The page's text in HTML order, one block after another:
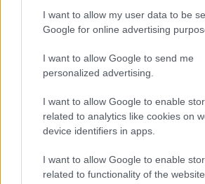
I want to allow my user data to be
Google for online advertising
I want to allow Google to send me
personalized advertising.
I want to allow Google to enable
related to analytics like cookies on
device identifiers in apps.
I want to allow Google to enable
related to functionality of the
ΥΠΕΣ: Προγραμματισμός
2027 - Παρατείνεται το Β'
Προσλήψεις